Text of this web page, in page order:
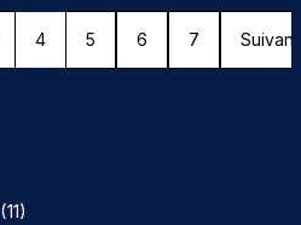
4 5 6 7 Suivant
(11)